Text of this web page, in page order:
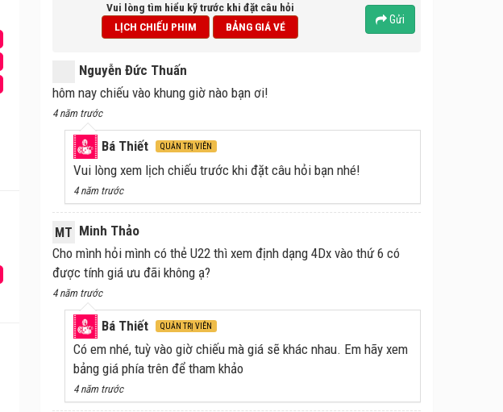
Vui lòng tìm hiểu kỹ trước khi đặt câu hỏi
LỊCH CHIẾU PHIM
BẢNG GIÁ VÉ
Gửi
Nguyễn Đức Thuấn
hôm nay chiếu vào khung giờ nào bạn ơi!
4 năm trước
Bá Thiết QUẢN TRỊ VIÊN
Vui lòng xem lịch chiếu trước khi đặt câu hỏi bạn nhé!
4 năm trước
MT Minh Thảo
Cho mình hỏi mình có thẻ U22 thì xem định dạng 4Dx vào thứ 6 có
được tính giá ưu đãi không ạ?
4 năm trước
Bá Thiết QUẢN TRỊ VIÊN
Có em nhé, tuỳ vào giờ chiếu mà giá sẽ khác nhau. Em hãy xem
bảng giá phía trên để tham khảo
4 năm trước